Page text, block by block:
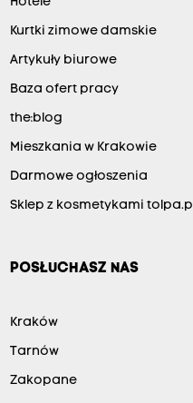
Kurtki zimowe damskie
Artykuły biurowe
Baza ofert pracy
the:blog
Mieszkania w Krakowie
Darmowe ogłoszenia
Sklep z kosmetykami tolpa.pl
POSŁUCHASZ NAS
Kraków
Tarnów
Zakopane